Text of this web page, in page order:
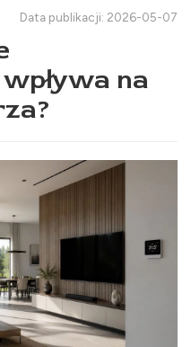
Data publikacji: 2026-05-07
na